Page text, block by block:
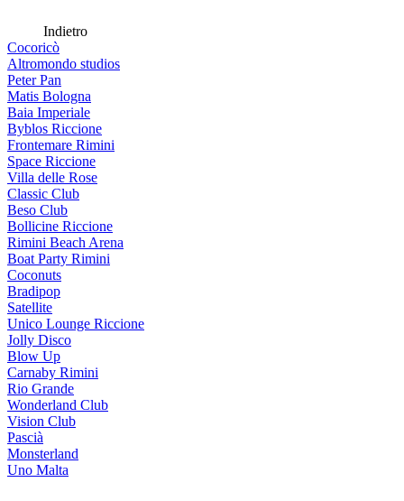
Indietro
Cocoricò
Altromondo studios
Peter Pan
Matis Bologna
Baia Imperiale
Byblos Riccione
Frontemare Rimini
Space Riccione
Villa delle Rose
Classic Club
Beso Club
Bollicine Riccione
Rimini Beach Arena
Boat Party Rimini
Coconuts
Bradipop
Satellite
Unico Lounge Riccione
Jolly Disco
Blow Up
Carnaby Rimini
Rio Grande
Wonderland Club
Vision Club
Pascià
Monsterland
Uno Malta